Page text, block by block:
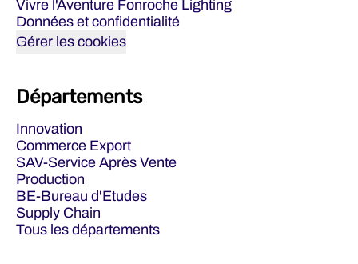
Vivre l'Aventure Fonroche Lighting
Données et confidentialité
Gérer les cookies
Départements
Innovation
Commerce Export
SAV-Service Après Vente
Production
BE-Bureau d'Etudes
Supply Chain
Tous les départements